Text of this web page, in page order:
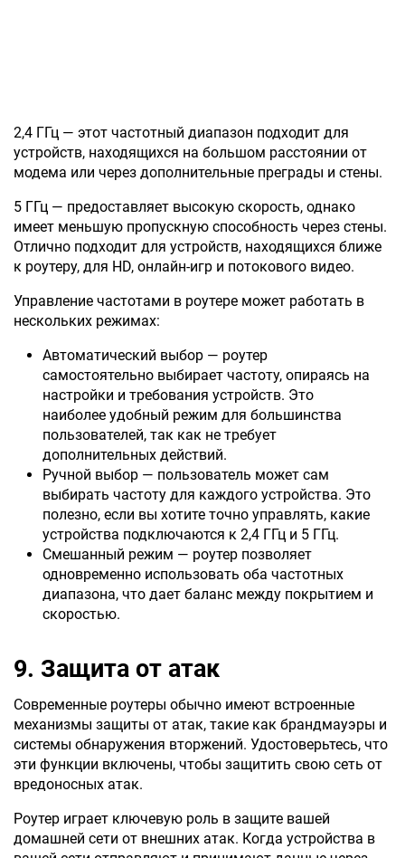
2,4 ГГц — этот частотный диапазон подходит для
устройств, находящихся на большом расстоянии от
модема или через дополнительные преграды и стены.
5 ГГц — предоставляет высокую скорость, однако
имеет меньшую пропускную способность через стены.
Отлично подходит для устройств, находящихся ближе
к роутеру, для HD, онлайн-игр и потокового видео.
Управление частотами в роутере может работать в
нескольких режимах:
Автоматический выбор — роутер
самостоятельно выбирает частоту, опираясь на
настройки и требования устройств. Это
наиболее удобный режим для большинства
пользователей, так как не требует
дополнительных действий.
Ручной выбор — пользователь может сам
выбирать частоту для каждого устройства. Это
полезно, если вы хотите точно управлять, какие
устройства подключаются к 2,4 ГГц и 5 ГГц.
Смешанный режим — роутер позволяет
одновременно использовать оба частотных
диапазона, что дает баланс между покрытием и
скоростью.
9. Защита от атак
Современные роутеры обычно имеют встроенные
механизмы защиты от атак, такие как брандмауэры и
системы обнаружения вторжений. Удостоверьтесь, что
эти функции включены, чтобы защитить свою сеть от
вредоносных атак.
Роутер играет ключевую роль в защите вашей
домашней сети от внешних атак. Когда устройства в